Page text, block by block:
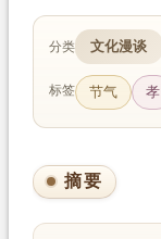
分类 文化漫谈
标签 节气 孝
摘要